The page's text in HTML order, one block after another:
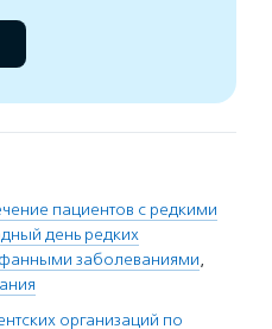
пациентов с редкими
день редких
заболеваниями,
организаций по